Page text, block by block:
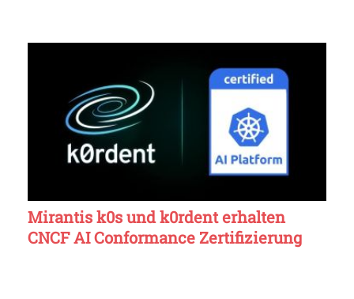
Mirantis k0s und k0rdent erhalten
CNCF AI Conformance Zertifizierung